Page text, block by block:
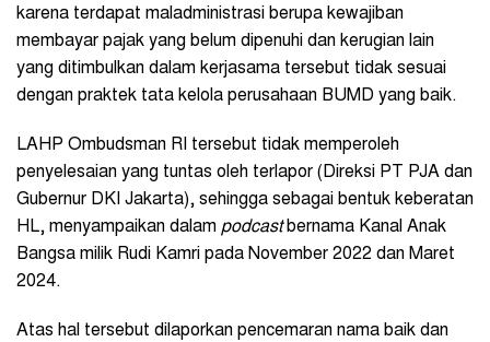
karena terdapat maladministrasi berupa kewajiban
membayar pajak yang belum dipenuhi dan kerugian lain
yang ditimbulkan dalam kerjasama tersebut tidak sesuai
dengan praktek tata kelola perusahaan BUMD yang baik.
LAHP Ombudsman RI tersebut tidak memperoleh
penyelesaian yang tuntas oleh terlapor (Direksi PT PJA dan
Gubernur DKI Jakarta), sehingga sebagai bentuk keberatan
HL, menyampaikan dalam podcastbernama Kanal Anak
Bangsa milik Rudi Kamri pada November 2022 dan Maret
2024.
Atas hal tersebut dilaporkan pencemaran nama baik dan